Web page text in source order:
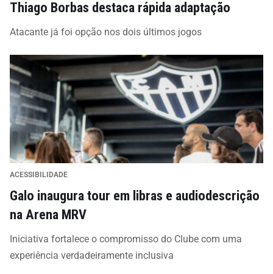
Thiago Borbas destaca rápida adaptação
Atacante já foi opção nos dois últimos jogos
ACESSIBILIDADE
Galo inaugura tour em libras e audiodescrição
na Arena MRV
Iniciativa fortalece o compromisso do Clube com uma
experiência verdadeiramente inclusiva